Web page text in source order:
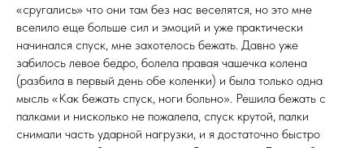
«сругались» что они там без нас веселятся, но это мне
вселило еще больше сил и эмоций и уже практически
начинался спуск, мне захотелось бежать. Давно уже
забилось левое бедро, болела правая чашечка колена
(разбила в первый день обе коленки) и была только одна
мысль «Как бежать спуск, ноги больно». Решила бежать с
палками и нисколько не пожалела, спуск крутой, палки
снимали часть ударной нагрузки, и я достаточно быстро